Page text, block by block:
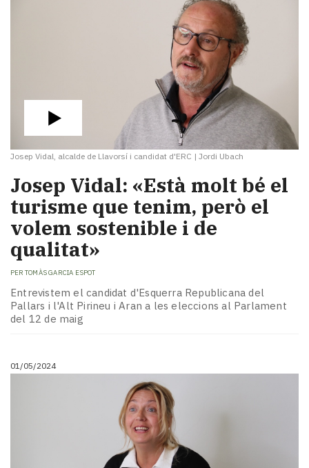
Josep Vidal, alcalde de Llavorsí i candidat d'ERC | Jordi Ubach
Josep Vidal: «Està molt bé el
turisme que tenim, però el
volem sostenible i de
qualitat»
PER TOMÀS GARCIA ESPOT
Entrevistem el candidat d'Esquerra Republicana del
Pallars i l'Alt Pirineu i Aran a les eleccions al Parlament
del 12 de maig
01/05/2024